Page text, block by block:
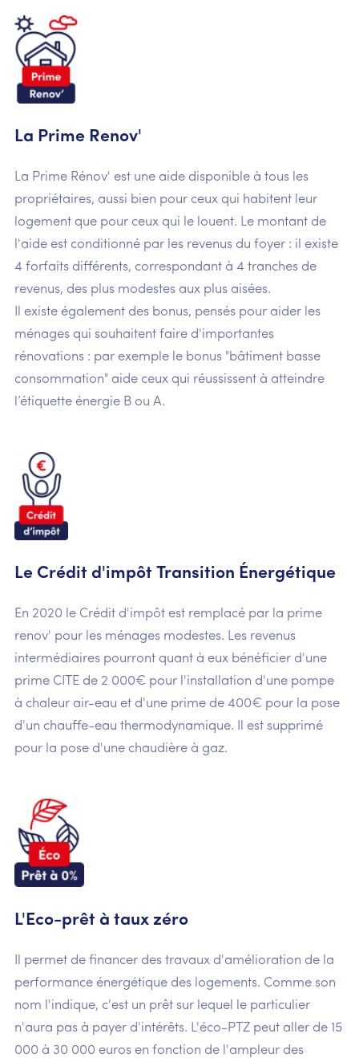
La Prime Renov'
La Prime Rénov' est une aide disponible à tous les
propriétaires, aussi bien pour ceux qui habitent leur
logement que pour ceux qui le louent. Le montant de
l'aide est conditionné par les revenus du foyer : il existe
4 forfaits différents, correspondant à 4 tranches de
revenus, des plus modestes aux plus aisées.
Il existe également des bonus, pensés pour aider les
ménages qui souhaitent faire d'importantes
rénovations : par exemple le bonus "bâtiment basse
consommation" aide ceux qui réussissent à atteindre
l’étiquette énergie B ou A.
Le Crédit d'impôt Transition Énergétique
En 2020 le Crédit d'impôt est remplacé par la prime
renov' pour les ménages modestes. Les revenus
intermédiaires pourront quant à eux bénéficier d'une
prime CITE de 2 000€ pour l'installation d'une pompe
à chaleur air-eau et d'une prime de 400€ pour la pose
d'un chauffe-eau thermodynamique. Il est supprimé
pour la pose d'une chaudière à gaz.
L'Eco-prêt à taux zéro
Il permet de financer des travaux d'amélioration de la
performance énergétique des logements. Comme son
nom l'indique, c'est un prêt sur lequel le particulier
n'aura pas à payer d'intérêts. L'éco-PTZ peut aller de 15
000 à 30 000 euros en fonction de l'ampleur des